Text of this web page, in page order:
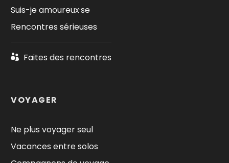
Suis-je amoureux·se
Rencontres sérieuses
Faites des rencontres
VOYAGER
Ne plus voyager seul
Vacances entre solos